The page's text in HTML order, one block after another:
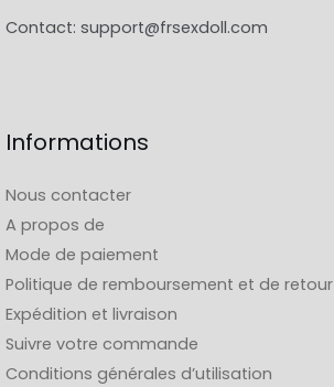
Contact: support@frsexdoll.com
Informations
Nous contacter
A propos de
Mode de paiement
Politique de remboursement et de retour
Expédition et livraison
Suivre votre commande
Conditions générales d’utilisation